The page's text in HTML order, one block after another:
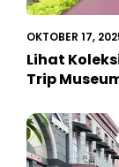
OKTOBER 17,
Lihat
Trip